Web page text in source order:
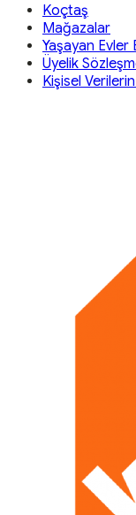
Koçtaş
Mağazalar
Yaşayan Evler
Üyelik
Kişisel